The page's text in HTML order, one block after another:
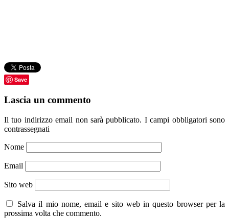
Save
Lascia un commento
Il tuo indirizzo email non sarà pubblicato. I campi obbligatori sono
contrassegnati
Nome
Email
Sito web
Salva il mio nome, email e sito web in questo browser per la
prossima volta che commento.